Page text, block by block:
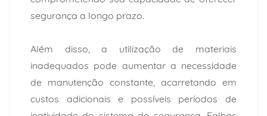
segurança a longo prazo.
Além disso, a utilização de materiais
inadequados pode aumentar a necessidade
de manutenção constante, acarretando em
custos adicionais e possíveis períodos de